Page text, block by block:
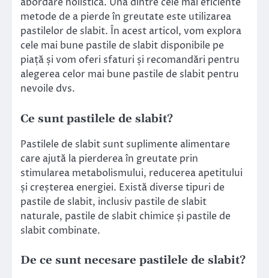
metode de a pierde în greutate este utilizarea
pastilelor de slabit. În acest articol, vom explora
cele mai bune pastile de slabit disponibile pe
piață și vom oferi sfaturi și recomandări pentru
alegerea celor mai bune pastile de slabit pentru
nevoile dvs.
Ce sunt pastilele de slabit?
Pastilele de slabit sunt suplimente alimentare
care ajută la pierderea în greutate prin
stimularea metabolismului, reducerea apetitului
și creșterea energiei. Există diverse tipuri de
pastile de slabit, inclusiv pastile de slabit
naturale, pastile de slabit chimice și pastile de
slabit combinate.
De ce sunt necesare pastilele de slabit?